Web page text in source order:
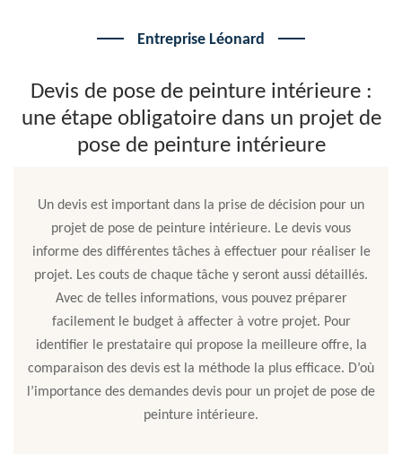
Entreprise Léonard
Devis de pose de peinture intérieure :
une étape obligatoire dans un projet de
pose de peinture intérieure
Un devis est important dans la prise de décision pour un
projet de pose de peinture intérieure. Le devis vous
informe des différentes tâches à effectuer pour réaliser le
projet. Les couts de chaque tâche y seront aussi détaillés.
Avec de telles informations, vous pouvez préparer
facilement le budget à affecter à votre projet. Pour
identifier le prestataire qui propose la meilleure offre, la
comparaison des devis est la méthode la plus efficace. D’où
l’importance des demandes devis pour un projet de pose de
peinture intérieure.